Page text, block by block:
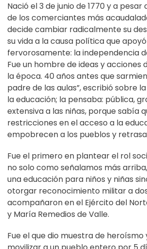
Nació el 3 de junio de 1770 y a pesar
de los comerciantes más
decide cambiar radicalmente su
su vida a la causa política que apoyó
fervorosamente: la independencia
Fue un hombre de ideas y acciones
la época. 40 años antes que
padre de las aulas”, escribió sobre
la educación; la pensaba: pública,
extensiva a las niñas, porque sabía
restricciones en el acceso a la
empobrecen a los pueblos y
Fue el primero en plantear el rol
no solo como señalamos más
una educación para niños y niñas
otorgar reconocimiento militar a
acompañaron en el Ejército del
y María Remedios de Valle.
Fue el que dio muestra de heroísmo